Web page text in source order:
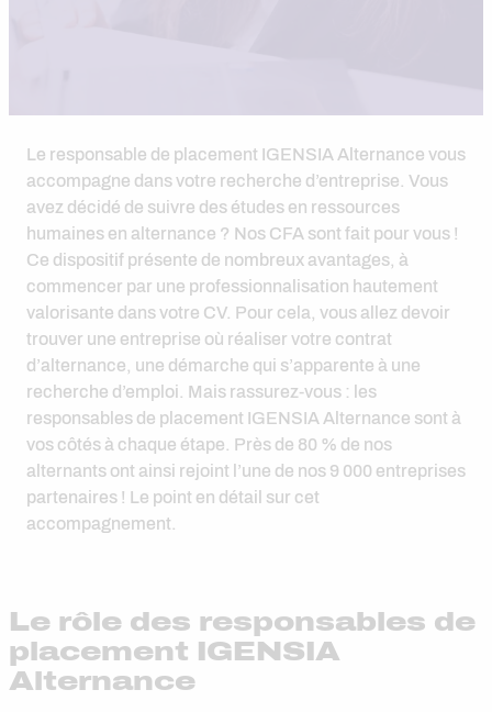
Le responsable de placement IGENSIA Alternance vous
accompagne dans votre recherche d’entreprise. Vous
avez décidé de suivre des études en ressources
humaines en alternance ? Nos CFA sont fait pour vous !
Ce dispositif présente de nombreux avantages, à
commencer par une professionnalisation hautement
valorisante dans votre CV. Pour cela, vous allez devoir
trouver une entreprise où réaliser votre contrat
d’alternance, une démarche qui s’apparente à une
recherche d’emploi. Mais rassurez-vous : les
responsables de placement IGENSIA Alternance sont à
vos côtés à chaque étape. Près de 80 % de nos
alternants ont ainsi rejoint l’une de nos 9 000 entreprises
partenaires ! Le point en détail sur cet
accompagnement.
Le rôle des responsables de
placement IGENSIA
Alternance